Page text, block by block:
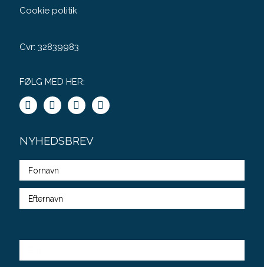
Cookie politik
Cvr: 32839983
FØLG MED HER:
NYHEDSBREV
Fulde
navn